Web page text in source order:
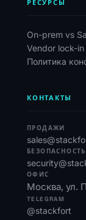
РЕСУРСЫ
On-prem vs
Vendor lock-in
Политика
КОНТАКТЫ
ПРОДАЖИ
БЕЗОПАСНОСТЬ
ОФИС
Москва, ул.
TELEGRAM
@stackfort